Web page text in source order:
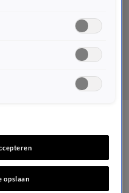
is dat
opslaan